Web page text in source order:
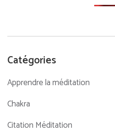
Catégories
Apprendre la méditation
Chakra
Citation Méditation